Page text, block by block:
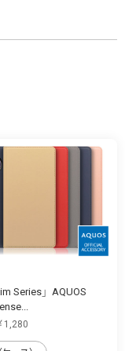
Series」AQUOS
1,280